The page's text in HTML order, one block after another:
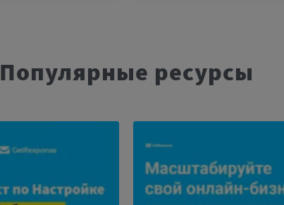
Популярные ресурсы